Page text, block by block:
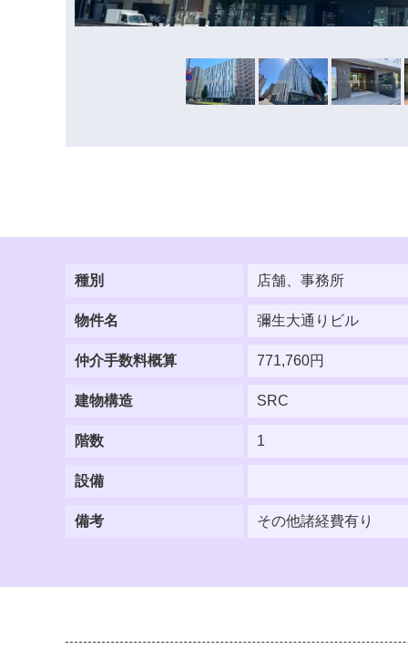
種別 店舗、事務所
物件名 彌生大通りビル
仲介手数料概算 771,760円
建物構造 SRC
階数 1
設備
備考 その他諸経費有り